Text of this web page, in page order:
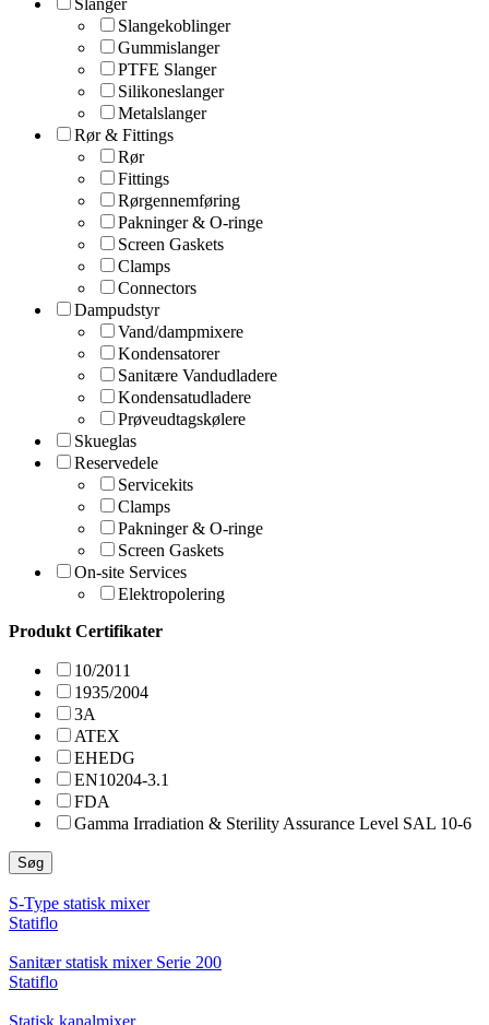
Slangekoblinger
Gummislanger
PTFE Slanger
Silikoneslanger
Metalslanger
Rør & Fittings
Rør
Fittings
Rørgennemføring
Pakninger & O-ringe
Screen Gaskets
Clamps
Connectors
Dampudstyr
Vand/dampmixere
Kondensatorer
Sanitære Vandudladere
Kondensatudladere
Prøveudtagskølere
Skueglas
Reservedele
Servicekits
Clamps
Pakninger & O-ringe
Screen Gaskets
On-site Services
Elektropolering
Produkt Certifikater
10/2011
1935/2004
3A
ATEX
EHEDG
EN10204-3.1
FDA
Gamma Irradiation & Sterility Assurance Level SAL 10-6
Søg
S-Type statisk mixer
Statiflo
Sanitær statisk mixer Serie 200
Statiflo
Statisk kanalmixer